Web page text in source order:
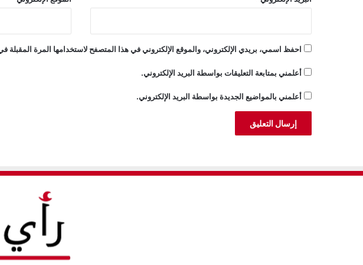
احفظ اسمي، بريدي الإلكتروني، والموقع الإلكتروني في هذا المتصفح لاستخدامها المرة المقبلة
أعلمني بمتابعة التعليقات بواسطة البريد الإلكتروني.
أعلمني بالمواضيع الجديدة بواسطة البريد الإلكتروني.